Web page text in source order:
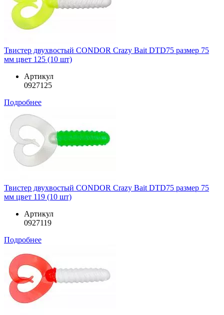
Твистер двухвостый CONDOR Crazy Bait DTD75 размер 75
мм цвет 125 (10 шт)
Артикул
0927125
Подробнее
Твистер двухвостый CONDOR Crazy Bait DTD75 размер 75
мм цвет 119 (10 шт)
Артикул
0927119
Подробнее